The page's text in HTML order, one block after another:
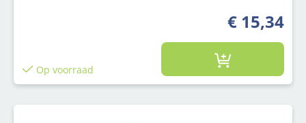
€ 15,34
Op voorraad